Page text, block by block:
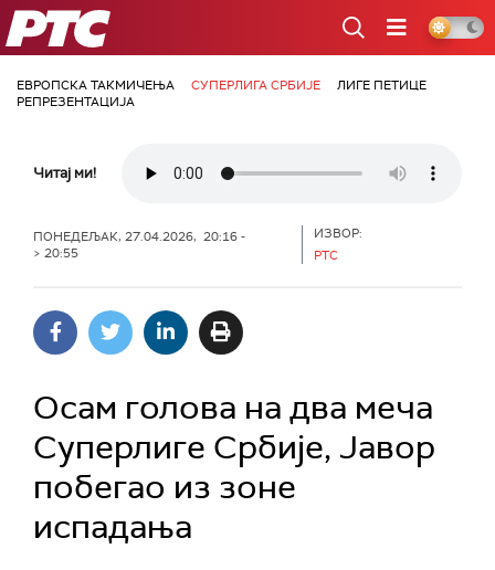
РТС
ЕВРОПСКА ТАКМИЧЕЊА СУПЕРЛИГА СРБИЈЕ
ЛИГЕ ПЕТИЦЕ
РЕПРЕЗЕНТАЦИЈА
Читај ми!
ПОНЕДЕЉАК, 27.04.2026, 20:16 -
> 20:55
ИЗВОР:
РТС
Осам голова на два меча
Суперлиге Србије, Јавор
побегао из зоне
испадања